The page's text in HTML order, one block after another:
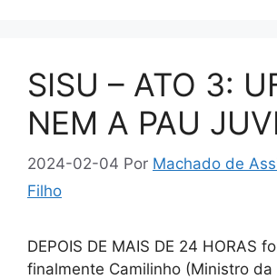
SISU – ATO 3:
NEM A PAU
2024-02-04 Por Machado de
Filho
DEPOIS DE MAIS DE 24 HORAS
finalmente Camilinho (Ministro da